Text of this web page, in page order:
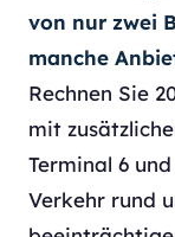
von nur zwei
manche
Rechnen Sie
mit
Terminal 6
Verkehr rund